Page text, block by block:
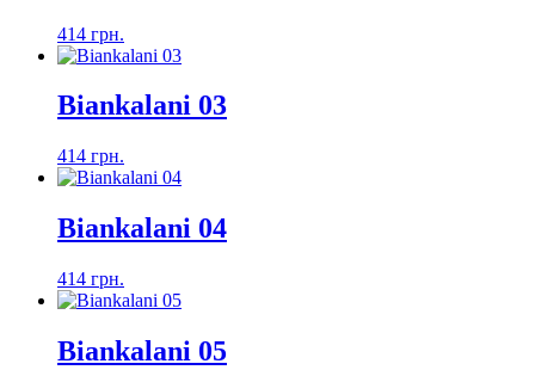
414 грн.
Biankalani 03
414 грн.
Biankalani 04
414 грн.
Biankalani 05